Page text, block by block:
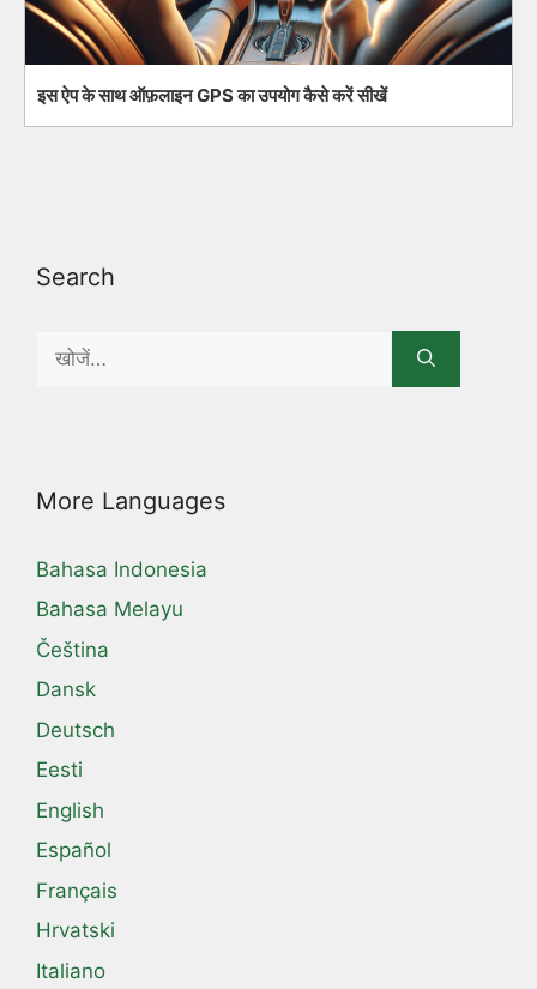
इस ऐप के साथ ऑफ़लाइन GPS का उपयोग कैसे करें सीखें
Search
Search
for:
More Languages
Bahasa Indonesia
Bahasa Melayu
Čeština
Dansk
Deutsch
Eesti
English
Español
Français
Hrvatski
Italiano